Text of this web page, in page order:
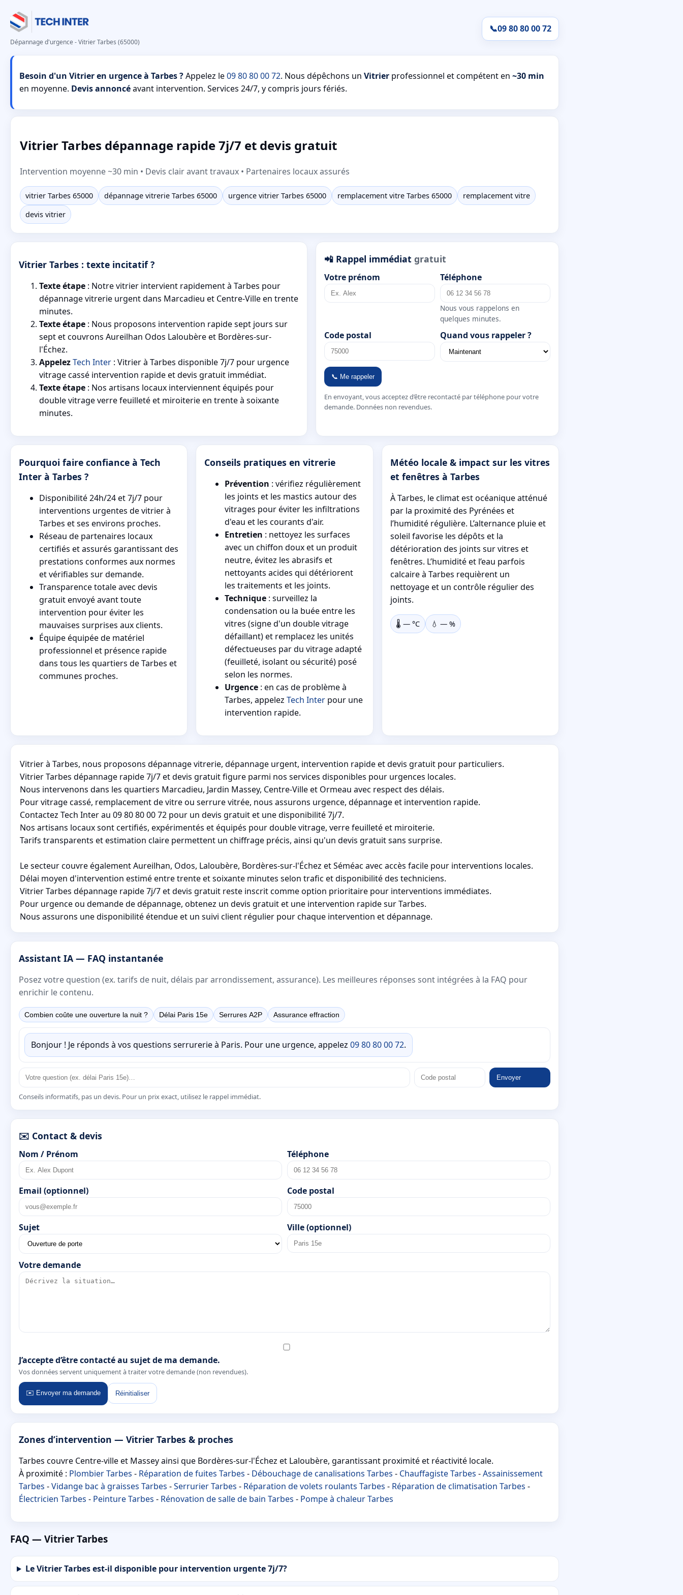
Dépannage d'urgence - Vitrier Tarbes (65000)
📞09 80 80 00 72
Besoin d'un Vitrier en urgence à Tarbes ?Appelez le09 80 80 00 72. Nous dépêchons un Vitrier professionnel et compétent en ~30 min
en moyenne. Devis annoncéavant intervention. Services 24/7, y compris jours fériés.
Vitrier Tarbes dépannage rapide 7j/7 et devis gratuit
Intervention moyenne ~30 min • Devis clair avant travaux • Partenaires locaux assurés
vitrier Tarbes 65000 dépannage vitrerie Tarbes 65000 urgence vitrier Tarbes 65000 remplacement vitre Tarbes 65000
remplacement vitre
devis vitrier
Vitrier Tarbes : texte incitatif ?
Texte étape : Notre vitrier intervient rapidement à Tarbes pour
dépannage vitrerie urgent dans Marcadieu et Centre-Ville en trente
minutes.
Texte étape : Nous proposons intervention rapide sept jours sur
sept et couvrons Aureilhan Odos Laloubère et Bordères-sur-
l'Échez.
AppelezTech Inter : Vitrier à Tarbes disponible 7j/7 pour urgence
vitrage cassé intervention rapide et devis gratuit immédiat.
Texte étape : Nos artisans locaux interviennent équipés pour
double vitrage verre feuilleté et miroiterie en trente à soixante
minutes.
📲 Rappel immédiatgratuit
Votre prénom Téléphone
Nous vous rappelons en
quelques minutes.
Code postal Quand vous rappeler ?
📞 Me rappeler
En envoyant, vous acceptez d’être recontacté par téléphone pour votre
demande. Données non revendues.
Pourquoi faire confiance à Tech
Inter à Tarbes ?
Disponibilité 24h/24 et 7j/7 pour
interventions urgentes de vitrier à
Tarbes et ses environs proches.
Réseau de partenaires locaux
certifiés et assurés garantissant des
prestations conformes aux normes
et vérifiables sur demande.
Transparence totale avec devis
gratuit envoyé avant toute
intervention pour éviter les
mauvaises surprises aux clients.
Équipe équipée de matériel
professionnel et présence rapide
dans tous les quartiers de Tarbes et
communes proches.
Conseils pratiques en vitrerie
Prévention : vérifiez régulièrement
les joints et les mastics autour des
vitrages pour éviter les infiltrations
d'eau et les courants d'air.
Entretien : nettoyez les surfaces
avec un chiffon doux et un produit
neutre, évitez les abrasifs et
nettoyants acides qui détériorent
les traitements et les joints.
Technique : surveillez la
condensation ou la buée entre les
vitres (signe d'un double vitrage
défaillant) et remplacez les unités
défectueuses par du vitrage adapté
(feuilleté, isolant ou sécurité) posé
selon les normes.
Urgence : en cas de problème à
Tarbes, appelezTech Inter pour une
intervention rapide.
Météo locale & impact sur les vitres
et fenêtres à Tarbes
À Tarbes, le climat est océanique atténué
par la proximité des Pyrénées et
l’humidité régulière. L’alternance pluie et
soleil favorise les dépôts et la
détérioration des joints sur vitres et
fenêtres. L’humidité et l’eau parfois
calcaire à Tarbes requièrent un
nettoyage et un contrôle régulier des
joints.
🌡️ —°C 💧 —%
Vitrier à Tarbes, nous proposons dépannage vitrerie, dépannage urgent, intervention rapide et devis gratuit pour particuliers.
Vitrier Tarbes dépannage rapide 7j/7 et devis gratuit figure parmi nos services disponibles pour urgences locales.
Nous intervenons dans les quartiers Marcadieu, Jardin Massey, Centre-Ville et Ormeau avec respect des délais.
Pour vitrage cassé, remplacement de vitre ou serrure vitrée, nous assurons urgence, dépannage et intervention rapide.
Contactez Tech Inter au 09 80 80 00 72 pour un devis gratuit et une disponibilité 7j/7.
Nos artisans locaux sont certifiés, expérimentés et équipés pour double vitrage, verre feuilleté et miroiterie.
Tarifs transparents et estimation claire permettent un chiffrage précis, ainsi qu'un devis gratuit sans surprise.
Le secteur couvre également Aureilhan, Odos, Laloubère, Bordères-sur-l'Échez et Séméac avec accès facile pour interventions locales.
Délai moyen d'intervention estimé entre trente et soixante minutes selon trafic et disponibilité des techniciens.
Vitrier Tarbes dépannage rapide 7j/7 et devis gratuit reste inscrit comme option prioritaire pour interventions immédiates.
Pour urgence ou demande de dépannage, obtenez un devis gratuit et une intervention rapide sur Tarbes.
Nous assurons une disponibilité étendue et un suivi client régulier pour chaque intervention et dépannage.
Assistant IA — FAQ instantanée
Posez votre question (ex. tarifs de nuit, délais par arrondissement, assurance). Les meilleures réponses sont intégrées à la FAQ pour
enrichir le contenu.
Combien coûte une ouverture la nuit ? Délai Paris 15e Serrures A2P Assurance effraction
Bonjour ! Je réponds à vos questions serrurerie à Paris. Pour une urgence, appelez 09 80 80 00 72.
Envoyer
Conseils informatifs, pas un devis. Pour un prix exact, utilisez le rappel immédiat.
✉️ Contact & devis
Nom / Prénom Téléphone
Email (optionnel) Code postal
Sujet Ville (optionnel)
Votre demande
J’accepte d’être contacté au sujet de ma demande.
Vos données servent uniquement à traiter votre demande (non revendues).
✉️ Envoyer ma demande Réinitialiser
Zones d’intervention — Vitrier Tarbes & proches
Tarbes couvre Centre-ville et Massey ainsi que Bordères-sur-l'Échez et Laloubère, garantissant proximité et réactivité locale.
À proximité : Plombier Tarbes - Réparation de fuites Tarbes - Débouchage de canalisations Tarbes - Chauffagiste Tarbes -Assainissement
Tarbes -Vidange bac à graisses Tarbes -Serrurier Tarbes - Réparation de volets roulants Tarbes - Réparation de climatisation Tarbes -
Électricien Tarbes - Peinture Tarbes - Rénovation de salle de bain Tarbes - Pompe à chaleur Tarbes
FAQ — Vitrier Tarbes
Le Vitrier Tarbes est-il disponible pour intervention urgente 7j/7?